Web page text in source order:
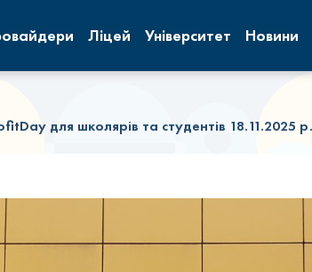
Ліцей Університет Новини
для школярів та студентів 18.11.2025 р.